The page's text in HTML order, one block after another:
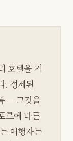
호텔을 기
. 정제된
— 그것을
르에 다른
여행자는